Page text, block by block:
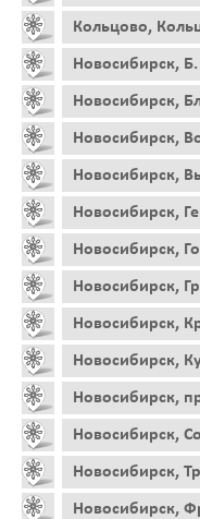
Кольцово,
Новосибирск,
Новосибирск,
Новосибирск,
Новосибирск,
Новосибирск,
Новосибирск,
Новосибирск,
Новосибирск,
Новосибирск,
Новосибирск,
Новосибирск,
Новосибирск,
Новосибирск,